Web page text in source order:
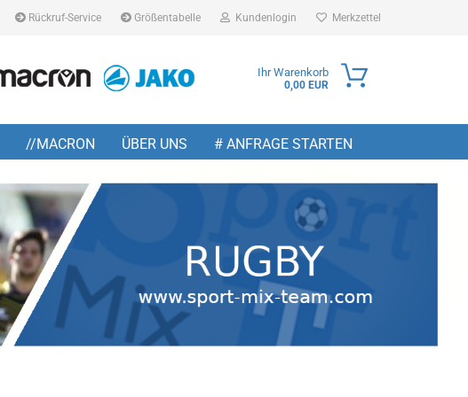
Rückruf-Service Größentabelle Kundenlogin
Passwort
Konto erstellen
Passwort vergessen?
Merkzettel
Ihr Warenkorb
0,00 EUR
//MACRON ÜBER UNS # ANFRAGE STARTEN